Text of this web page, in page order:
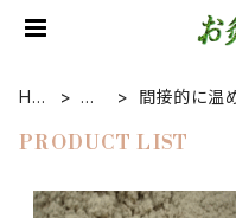
HO
も
間接的に温
PRODUCT LIST